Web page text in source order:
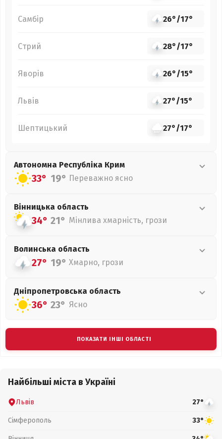
Самбір 26°/17°
Стрий 28°/17°
Яворів 26°/15°
Львів 27°/15°
Шептицький 27°/17°
Автономна Республіка Крим
33° 19° Переважно ясно
Вінницька область
34° 21° Мінлива хмарність, грози
Волинська область
27° 19° Хмарно, грози
Дніпропетровська область
36° 23° Ясно
ПОКАЗАТИ ІНШІ ОБЛАСТІ
Найбільші міста в Україні
Львів 27°
Сімферополь 33°